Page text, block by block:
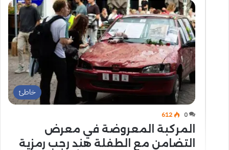
خاطئ
0
612
المركبة المعروضة في معرض
التضامن مع الطفلة هند رجب رمزية